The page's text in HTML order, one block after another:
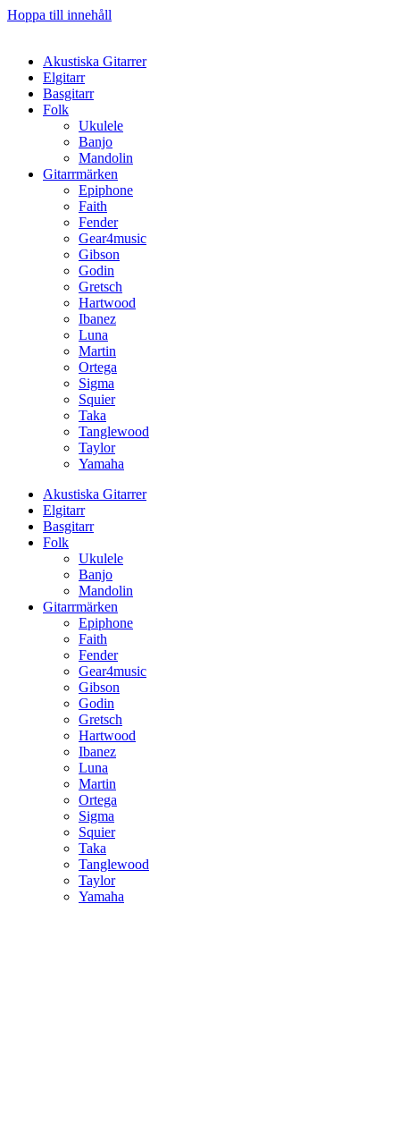
Hoppa till innehåll
Akustiska Gitarrer
Elgitarr
Basgitarr
Folk
Ukulele
Banjo
Mandolin
Gitarrmärken
Epiphone
Faith
Fender
Gear4music
Gibson
Godin
Gretsch
Hartwood
Ibanez
Luna
Martin
Ortega
Sigma
Squier
Taka
Tanglewood
Taylor
Yamaha
Akustiska Gitarrer
Elgitarr
Basgitarr
Folk
Ukulele
Banjo
Mandolin
Gitarrmärken
Epiphone
Faith
Fender
Gear4music
Gibson
Godin
Gretsch
Hartwood
Ibanez
Luna
Martin
Ortega
Sigma
Squier
Taka
Tanglewood
Taylor
Yamaha